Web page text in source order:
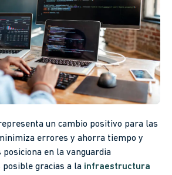
un cambio positivo para las
errores y ahorra tiempo y
en la vanguardia
posible gracias a la infraestructura